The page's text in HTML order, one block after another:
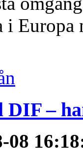
i Europa
–
08 16:18